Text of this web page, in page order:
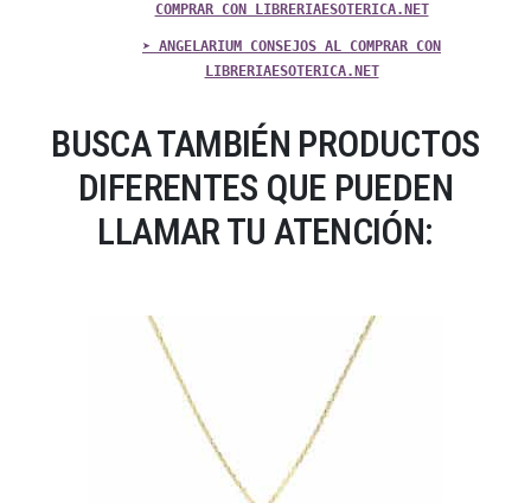
COMPRAR CON LIBRERIAESOTERICA.NET
➤ ANGELARIUM CONSEJOS AL COMPRAR CON
LIBRERIAESOTERICA.NET
BUSCA TAMBIÉN PRODUCTOS
DIFERENTES QUE PUEDEN
LLAMAR TU ATENCIÓN: